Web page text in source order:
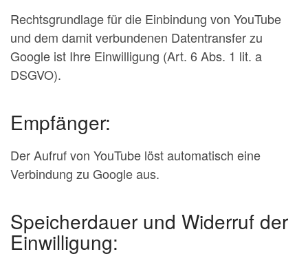
Rechtsgrundlage für die Einbindung von YouTube
und dem damit verbundenen Datentransfer zu
Google ist Ihre Einwilligung (Art. 6 Abs. 1 lit. a
DSGVO).
Empfänger:
Der Aufruf von YouTube löst automatisch eine
Verbindung zu Google aus.
Speicherdauer und Widerruf der
Einwilligung: